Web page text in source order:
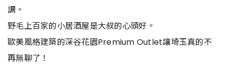
調。
野毛上百家的小居酒屋是大叔的心頭好。
歐美風格建築的深谷花園Premium Outlet讓埼玉真的不
再無聊了！